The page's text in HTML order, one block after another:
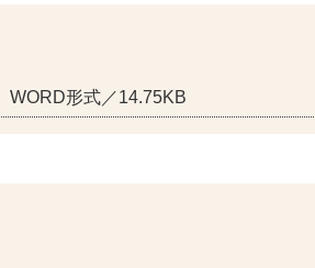
WORD形式／14.75KB